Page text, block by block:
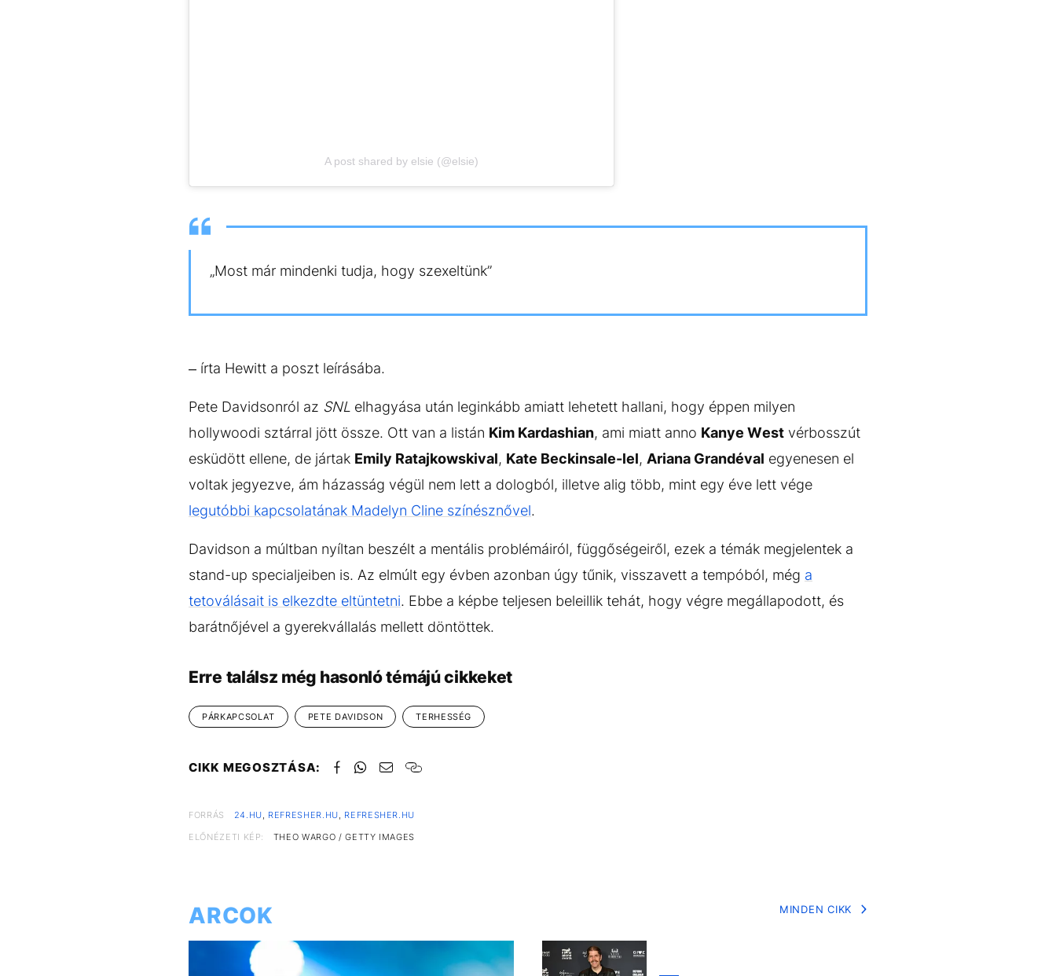
A post shared by elsie (@elsie)
„Most már mindenki tudja, hogy szexeltünk”
– írta Hewitt a poszt leírásába.
Pete Davidsonról az SNL elhagyása után leginkább amiatt lehetett hallani, hogy éppen milyen
hollywoodi sztárral jött össze. Ott van a listán Kim Kardashian, ami miatt anno Kanye West vérbosszút
esküdött ellene, de jártak Emily Ratajkowskival, Kate Beckinsale-lel, Ariana Grandéval egyenesen el
voltak jegyezve, ám házasság végül nem lett a dologból, illetve alig több, mint egy éve lett vége
legutóbbi kapcsolatának Madelyn Cline színésznővel.
Davidson a múltban nyíltan beszélt a mentális problémáiról, függőségeiről, ezek a témák megjelentek a
stand-up specialjeiben is. Az elmúlt egy évben azonban úgy tűnik, visszavett a tempóból, még a
tetoválásait is elkezdte eltüntetni. Ebbe a képbe teljesen beleillik tehát, hogy végre megállapodott, és
barátnőjével a gyerekvállalás mellett döntöttek.
Erre találsz még hasonló témájú cikkeket
PÁRKAPCSOLAT PETE DAVIDSON TERHESSÉG
CIKK MEGOSZTÁSA:
FORRÁS 24.HU REFRESHER.HU
REFRESHER.HU
ELŐNÉZETI KÉP:
THEO WARGO / GETTY IMAGES
ARCOK MINDEN CIKK